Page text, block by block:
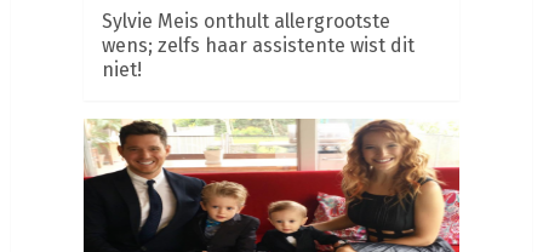
Sylvie Meis onthult allergrootste
wens; zelfs haar assistente wist dit
niet!